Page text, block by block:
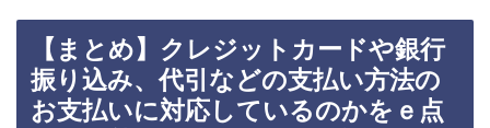
【まとめ】クレジットカードや銀行
振り込み、代引などの支払い方法の
お支払いに対応しているのかをｅ点